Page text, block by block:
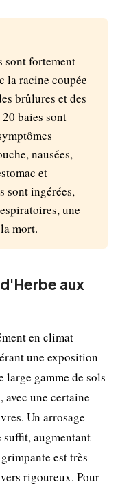
sont fortement
la racine coupée
brûlures et des
baies sont
nausées,
et
sont ingérées,
une
mort.
aux
en climat
une exposition
large gamme de sols
une certaine
Un arrosage
suffit, augmentant
est très
rigoureux. Pour